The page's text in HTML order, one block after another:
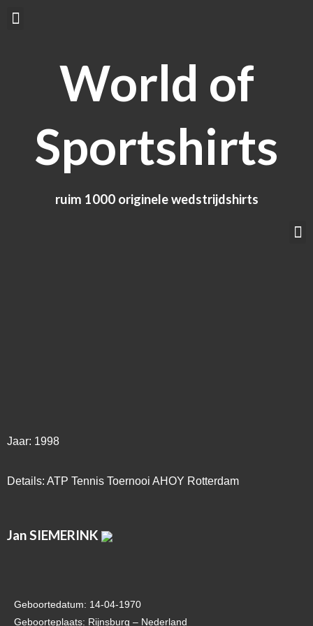
naarMenu
World of
Sportshirts
ruim 1000 originele wedstrijdshirts
Jaar: 1998
Details: ATP Tennis Toernooi AHOY Rotterdam
Jan SIEMERINK
Geboortedatum: 14-04-1970
Geboorteplaats: Rijnsburg – Nederland